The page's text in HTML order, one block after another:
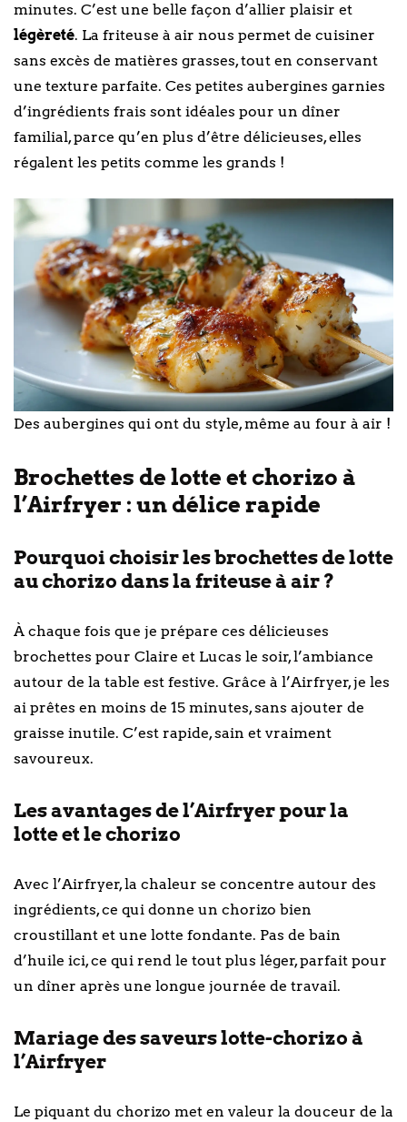
minutes. C’est une belle façon d’allier plaisir et
légèreté. La friteuse à air nous permet de cuisiner
sans excès de matières grasses, tout en conservant
une texture parfaite. Ces petites aubergines garnies
d’ingrédients frais sont idéales pour un dîner
familial, parce qu’en plus d’être délicieuses, elles
régalent les petits comme les grands !
Des aubergines qui ont du style, même au four à air !
Brochettes de lotte et chorizo à
l’Airfryer : un délice rapide
Pourquoi choisir les brochettes de lotte
au chorizo dans la friteuse à air ?
À chaque fois que je prépare ces délicieuses
brochettes pour Claire et Lucas le soir, l’ambiance
autour de la table est festive. Grâce à l’Airfryer, je les
ai prêtes en moins de 15 minutes, sans ajouter de
graisse inutile. C’est rapide, sain et vraiment
savoureux.
Les avantages de l’Airfryer pour la
lotte et le chorizo
Avec l’Airfryer, la chaleur se concentre autour des
ingrédients, ce qui donne un chorizo bien
croustillant et une lotte fondante. Pas de bain
d’huile ici, ce qui rend le tout plus léger, parfait pour
un dîner après une longue journée de travail.
Mariage des saveurs lotte-chorizo à
l’Airfryer
Le piquant du chorizo met en valeur la douceur de la